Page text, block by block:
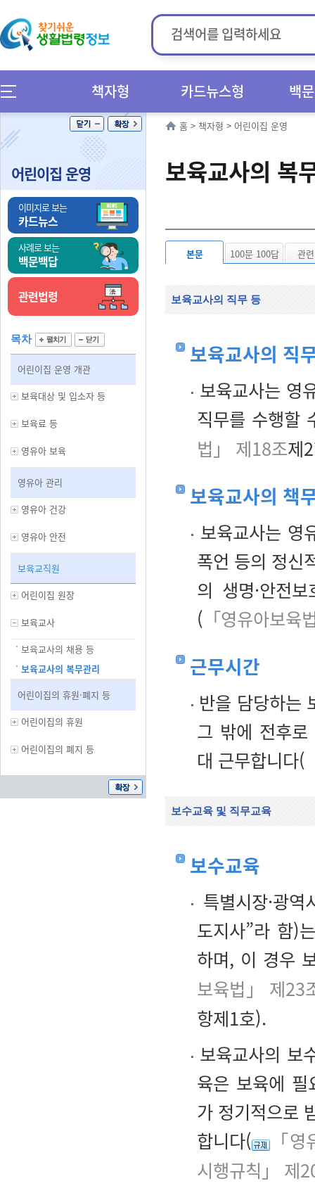
책자형 카드뉴스형 백
어린이집 운영
이미지로 보는
카드뉴스
사례로 보는
백문백답
관련법령
목차
어린이집 운영 개관
보육대상 및 입소자 등
보육료 등
영유아 보육
영유아 관리
영유아 건강
영유아 안전
보육교직원
어린이집 원장
보육교사
보육교사의 채용 등
보육교사의 복무관리
어린이집의 휴원·폐지 등
어린이집의 휴원
어린이집의 폐지 등
홈 > 책자형 > 어린이집 운영
보육교사의 복
본문 100문 100답 관
보육교사의 직무 등
보육교사의 직
보육교사는 영
직무를 수행할
법」 제18조제
보육교사의 책
보육교사는 영
폭언 등의 정신
의 생명·안전
( 「영유아보
근무시간
반을 담당하는
그 밖에 전후로
대 근무합니다(
보수교육 및 직무교육
보수교육
특별시장·광역
도지사”라 함)
하며, 이 경우
보육법」 제23
항제1호).
보육교사의 보
육은 보육에 필
가 정기적으로
합니다(
「
시행규칙」 제